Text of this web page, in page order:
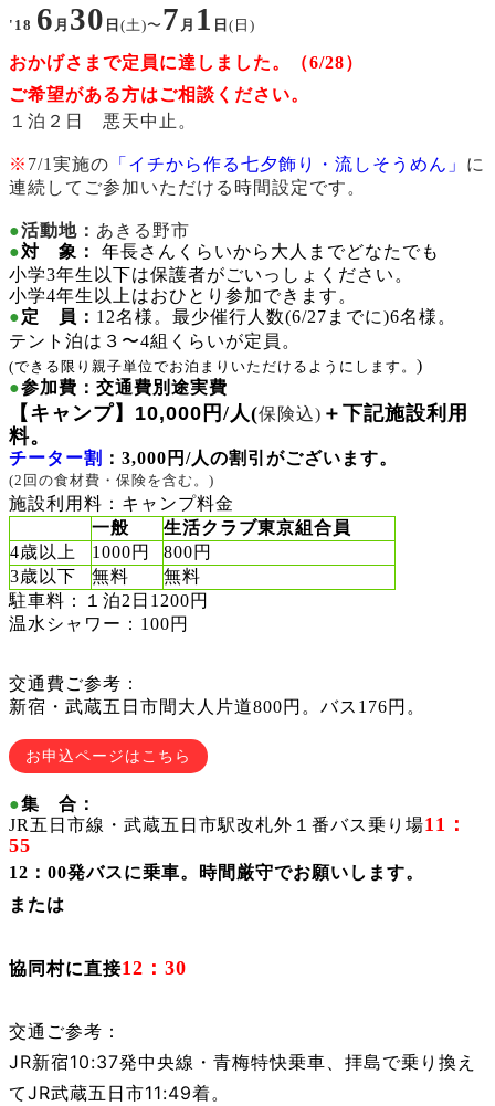
'18 6 月 30 日 (土)〜 7 月 1 日 (日)
おかげさまで定員に達しました。（6/28）
ご希望がある方はご相談ください。
１泊２日 悪天中止。
※ 7/1実施の 「イチから作る七夕飾り・流しそうめん」 に
連続してご参加いただける時間設定です。
●活動地： あきる野市
●対 象： 年長さんくらいから大人までどなたでも
小学3年生以下は保護者がごいっしょください。
小学4年生以上はおひとり参加できます。
●定 員： 12名様。 最少催行人数(6/27までに)6名様。
テント泊は３〜4組くらいが定員。
(できる限り親子単位でお泊まりいただけるようにします。 )
●参加費 ： 交通費別途実費
【 キャンプ】10,000 円/人(保険込) ＋下記施設利用
料。
チーター割 ：3,000円/人の割引がございます。
(2回の食材費・保険を含む。)
施設利用料：キャンプ料金
一般
生活クラブ東京組合員
4歳以上
1000円
800円
3歳以下
無料
無料
駐車料：１泊2日1200円
温水シャワー：100円
交通費ご参考：
新宿・武蔵五日市間大人片道800円。バス176円。
お申込ページはこちら
●集 合：
JR五日市線・武蔵五日市駅改札外１番バス乗り場11：
55
12：00発バスに乗車。時間厳守でお願いします。
または
協同村に直接12：30
交通ご参考：
JR新宿10:37発中央線・青梅特快乗車、拝島で乗り換え
てJR武蔵五日市11:49着。